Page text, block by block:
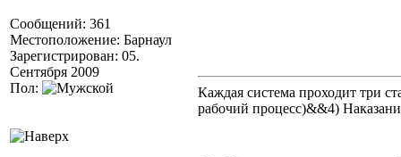
Сообщений: 361
Местоположение: Барнаул
Зарегистрирован: 05.
Сентября 2009
Пол:
Каждая система проходит три
рабочий процесс)&&4)